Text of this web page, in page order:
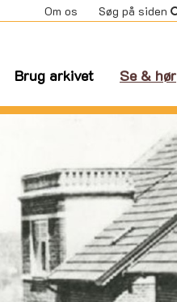
Om os Søg på siden
Brug arkivet Se & hør